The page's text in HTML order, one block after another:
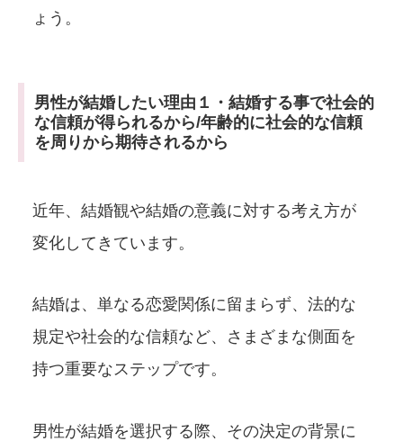
ょう。
男性が結婚したい理由１・結婚する事で社会的
な信頼が得られるから/年齢的に社会的な信頼
を周りから期待されるから
近年、結婚観や結婚の意義に対する考え方が
変化してきています。
結婚は、単なる恋愛関係に留まらず、法的な
規定や社会的な信頼など、さまざまな側面を
持つ重要なステップです。
男性が結婚を選択する際、その決定の背景に